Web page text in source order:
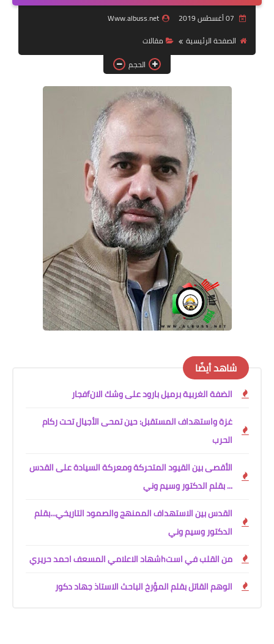
Www.albuss.net
الصفحة الرئيسية
مقالات
الحجم
شاهد أيضًا
الضفة الغربية برميل بارود على وشك الانfفجار
غزة واستهداف المستقبل: حين تمحى الأجيال تحت ركام
الحرب
الأقصى بين القيود المتحركة ومعركة السيادة على القدس
... بقلم الدكتور وسيم وني
القدس بين الاستهداف الممنهج والصمود التاريخي...بقلم
الدكتور وسيم وني
من القلب في استhشهاد الاعلامي المسعف احمد حريري
الوهم القاتل بقلم المؤرخ الباحث الاستاذ جهاد دكور